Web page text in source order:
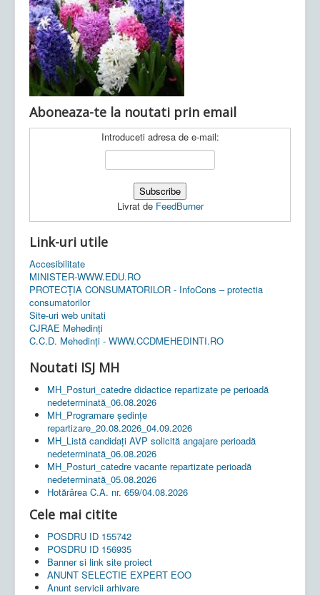
Ultimele articole: Vi, 04.11.2022 -
Județean Mehedinți
Aboneaza-te la noutati prin email
Introduceti adresa de e-mail:
Livrat de FeedBurner
Link-uri utile
Accesibilitate
MINISTER-WWW.EDU.RO
PROTECȚIA CONSUMATORILOR - InfoCons – protectia
consumatorilor
Site-uri web unitati
CJRAE Mehedinți
C.C.D. Mehedinţi - WWW.CCDMEHEDINTI.RO
Noutati ISJ MH
MH_Posturi_catedre didactice repartizate pe perioadă
nedeterminată_06.08.2026
MH_Programare ședințe
repartizare_20.08.2026_04.09.2026
MH_Listă candidați AVP solicită angajare perioadă
nedeterminată_06.08.2026
MH_Posturi_catedre vacante repartizate perioadă
nedeterminată_05.08.2026
Hotărârea C.A. nr. 659/04.08.2026
Cele mai citite
POSDRU ID 155742
POSDRU ID 156935
Banner si link site proiect
ANUNT SELECTIE EXPERT EOO
Anunt servicii arhivare